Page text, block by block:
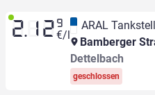
2.12 9
€/l
ARAL
Bamberger
Dettelbach
geschlossen